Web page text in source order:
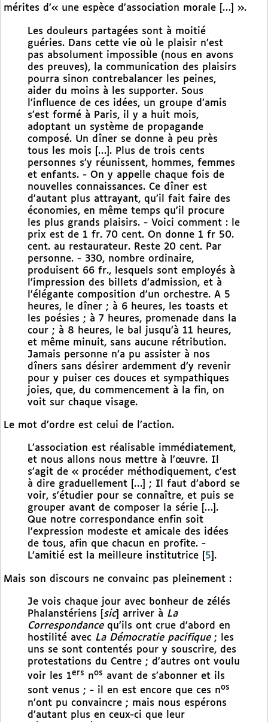
mérites d’« une espèce d’association morale […] ».
Les douleurs partagées sont à moitié
guéries. Dans cette vie où le plaisir n’est
pas absolument impossible (nous en avons
des preuves), la communication des plaisirs
pourra sinon contrebalancer les peines,
aider du moins à les supporter. Sous
l’influence de ces idées, un groupe d’amis
s’est formé à Paris, il y a huit mois,
adoptant un système de propagande
composé. Un dîner se donne à peu près
tous les mois […]. Plus de trois cents
personnes s’y réunissent, hommes, femmes
et enfants. - On y appelle chaque fois de
nouvelles connaissances. Ce dîner est
d’autant plus attrayant, qu’il fait faire des
économies, en même temps qu’il procure
les plus grands plaisirs. - Voici comment : le
prix est de 1 fr. 70 cent. On donne 1 fr 50.
cent. au restaurateur. Reste 20 cent. Par
personne. - 330, nombre ordinaire,
produisent 66 fr., lesquels sont employés à
l’impression des billets d’admission, et à
l’élégante composition d’un orchestre. A 5
heures, le dîner ; à 6 heures, les toasts et
les poésies ; à 7 heures, promenade dans la
cour ; à 8 heures, le bal jusqu’à 11 heures,
et même minuit, sans aucune rétribution.
Jamais personne n’a pu assister à nos
dîners sans désirer ardemment d’y revenir
pour y puiser ces douces et sympathiques
joies, que, du commencement à la fin, on
voit sur chaque visage.
Le mot d’ordre est celui de l’action.
L’association est réalisable immédiatement,
et nous allons nous mettre à l’œuvre. Il
s’agit de « procéder méthodiquement, c’est
à dire graduellement […] ; Il faut d’abord se
voir, s’étudier pour se connaître, et puis se
grouper avant de composer la série […].
Que notre correspondance enfin soit
l’expression modeste et amicale des idées
de tous, afin que chacun en profite. -
L’amitié est la meilleure institutrice
5 .
Mais son discours ne convainc pas pleinement :
Je vois chaque jour avec bonheur de zélés
Phalanstériens [ sic] arriver à La
Correspondancequ’ils ont crue d’abord en
hostilité avec La Démocratie pacifique; les
uns se sont contentés pour y souscrire, des
protestations du Centre ; d’autres ont voulu
voir les 1ers nos avant de s’abonner et ils
sont venus ; - il en est encore que ces nos
n’ont pu convaincre ; mais nous espérons
d’autant plus en ceux-ci que leur